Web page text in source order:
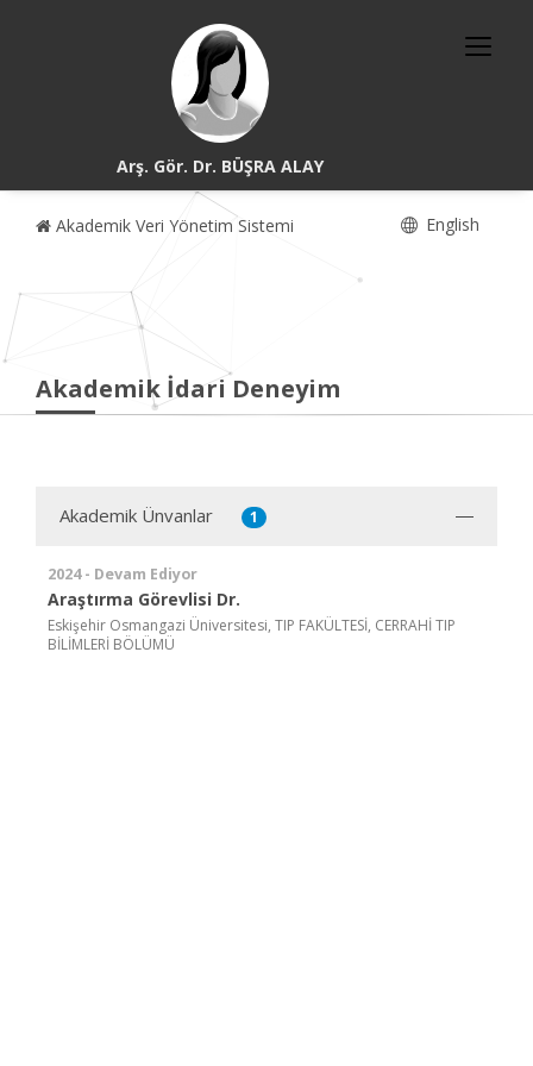
Arş. Gör. Dr. BÜŞRA ALAY
Akademik Veri Yönetim Sistemi English
Akademik İdari Deneyim
Akademik Ünvanlar 1
2024 - Devam Ediyor
Araştırma Görevlisi Dr.
Eskişehir Osmangazi Üniversitesi, TIP FAKÜLTESİ, CERRAHİ TIP
BİLİMLERİ BÖLÜMÜ